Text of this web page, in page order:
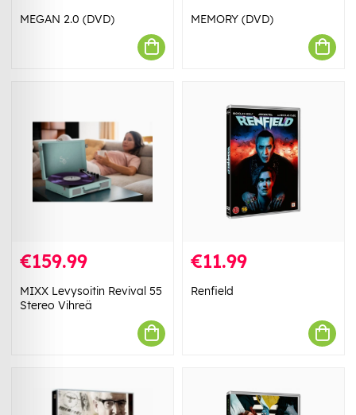
MEGAN 2.0 (DVD) MEMORY (DVD)
€159.99
MIXX Levysoitin Revival 55
Stereo Vihreä
€11.99
Renfield